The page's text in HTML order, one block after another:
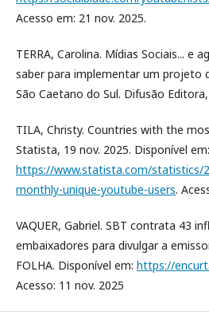
Acesso em: 21 nov. 2025.
TERRA, Carolina. Mídias Sociais... e
saber para implementar um projeto
São Caetano do Sul. Difusão
TILA, Christy. Countries with the
Statista, 19 nov. 2025. Disponível em:
https://www.statista.com/statistics/
monthly-unique-youtube-users.
VAQUER, Gabriel. SBT contrata 43
embaixadores para divulgar a
FOLHA. Disponível em: https://
Acesso: 11 nov. 2025